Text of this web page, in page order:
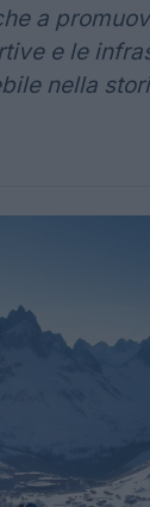
a
e le
nella